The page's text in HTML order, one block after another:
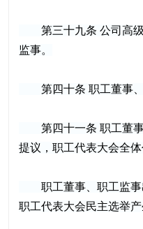
第三十九条 公司高级
监事。
第四十条 职工董事、
第四十一条 职工董事
提议，职工代表大会全
职工董事、职工监事
职工代表大会民主选举